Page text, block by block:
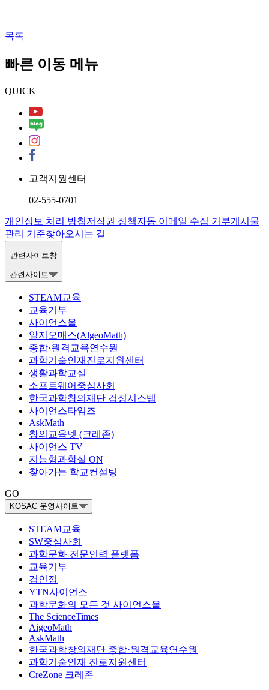
목록
빠른 이동 메뉴
QUICK
고객지원센터
02-555-0701
개인정보 처리 방침저작권 정책자동 이메일 수집 거부게시물
관리 기준찾아오시는 길
관련사이트창
관련사이트
STEAM교육
교육기부
사이언스올
알지오매스(AlgeoMath)
종합·원격교육연수원
과학기술인재진로지원센터
생활과학교실
소프트웨어중심사회
한국과학창의재단 검정시스템
사이언스타임즈
AskMath
창의교육넷 (크레존)
사이언스 TV
지능형과학실 ON
찾아가는 학교컨설팅
GO
KOSAC 운영사이트
STEAM교육
SW중심사회
과학문화 전문인력 플랫폼
교육기부
검인정
YTN사이언스
과학문화의 모든 것 사이언스올
The ScienceTimes
AigeoMath
AskMath
한국과학창의재단 종합·원격교육연수원
과학기술인재 진로지원센터
CreZone 크레존